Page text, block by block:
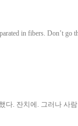
in fibers. Don’t
. 잔치에. 그러나